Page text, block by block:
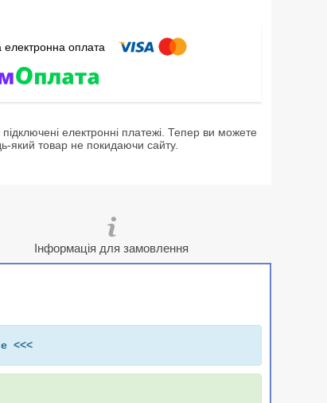
підключені електронні платежі. Тепер ви можете
який товар не покидаючи сайту.
Інформація для замовлення
<<<